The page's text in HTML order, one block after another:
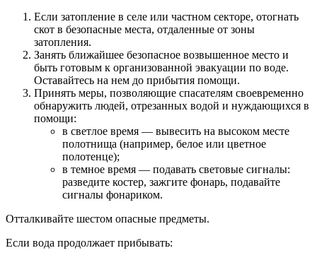
Если затопление в селе или частном секторе, отогнать
скот в безопасные места, отдаленные от зоны
затопления.
Занять ближайшее безопасное возвышенное место и
быть готовым к организованной эвакуации по воде.
Оставайтесь на нем до прибытия помощи.
Принять меры, позволяющие спасателям своевременно
обнаружить людей, отрезанных водой и нуждающихся в
помощи:
в светлое время — вывесить на высоком месте
полотнища (например, белое или цветное
полотенце);
в темное время — подавать световые сигналы:
разведите костер, зажгите фонарь, подавайте
сигналы фонариком.
Отталкивайте шестом опасные предметы.
Если вода продолжает прибывать: